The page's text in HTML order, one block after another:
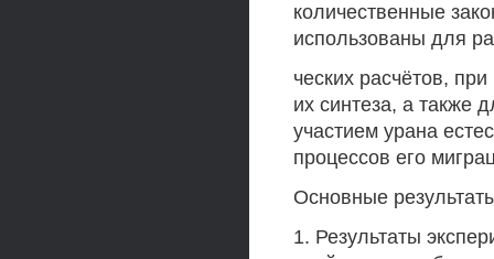
количественные
использованы для
ческих расчётов,
их синтеза, а также
участием урана
процессов его
Основные
1. Результаты